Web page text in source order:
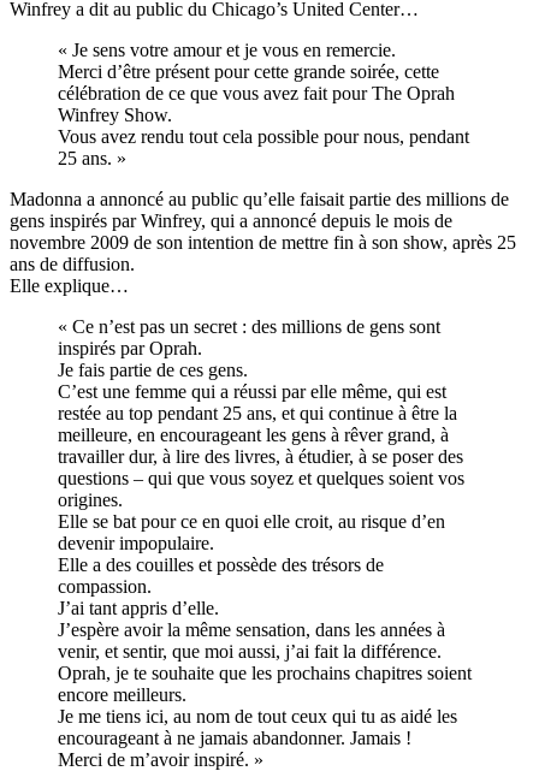
Winfrey a dit au public du Chicago’s United Center…
« Je sens votre amour et je vous en remercie.
Merci d’être présent pour cette grande soirée, cette
célébration de ce que vous avez fait pour The Oprah
Winfrey Show.
Vous avez rendu tout cela possible pour nous, pendant
25 ans. »
Madonna a annoncé au public qu’elle faisait partie des millions de
gens inspirés par Winfrey, qui a annoncé depuis le mois de
novembre 2009 de son intention de mettre fin à son show, après 25
ans de diffusion.
Elle explique…
« Ce n’est pas un secret : des millions de gens sont
inspirés par Oprah.
Je fais partie de ces gens.
C’est une femme qui a réussi par elle même, qui est
restée au top pendant 25 ans, et qui continue à être la
meilleure, en encourageant les gens à rêver grand, à
travailler dur, à lire des livres, à étudier, à se poser des
questions – qui que vous soyez et quelques soient vos
origines.
Elle se bat pour ce en quoi elle croit, au risque d’en
devenir impopulaire.
Elle a des couilles et possède des trésors de
compassion.
J’ai tant appris d’elle.
J’espère avoir la même sensation, dans les années à
venir, et sentir, que moi aussi, j’ai fait la différence.
Oprah, je te souhaite que les prochains chapitres soient
encore meilleurs.
Je me tiens ici, au nom de tout ceux qui tu as aidé les
encourageant à ne jamais abandonner. Jamais !
Merci de m’avoir inspiré. »